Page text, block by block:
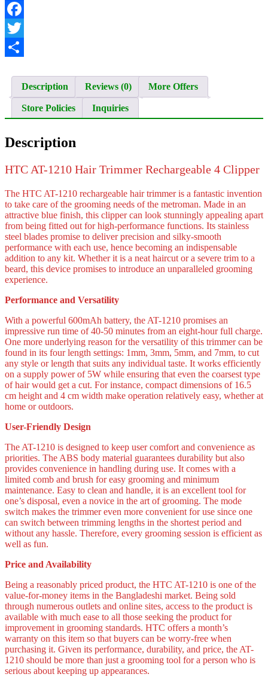
Facebook
Twitter
Description
Reviews (0) More Offers
Store Policies Inquiries
Description
HTC AT-1210 Hair Trimmer Rechargeable 4 Clipper
The HTC AT-1210 rechargeable hair trimmer is a fantastic invention
to take care of the grooming needs of the metroman. Made in an
attractive blue finish, this clipper can look stunningly appealing apart
from being fitted out for high-performance functions. Its stainless
steel blades promise to deliver precision and silky-smooth
performance with each use, hence becoming an indispensable
addition to any kit. Whether it is a neat haircut or a severe trim to a
beard, this device promises to introduce an unparalleled grooming
experience.
Performance and Versatility
With a powerful 600mAh battery, the AT-1210 promises an
impressive run time of 40-50 minutes from an eight-hour full charge.
One more underlying reason for the versatility of this trimmer can be
found in its four length settings: 1mm, 3mm, 5mm, and 7mm, to cut
any style or length that suits any individual taste. It works efficiently
on a supply power of 5W while ensuring that even the coarsest type
of hair would get a cut. For instance, compact dimensions of 16.5
cm height and 4 cm width make operation relatively easy, whether at
home or outdoors.
User-Friendly Design
The AT-1210 is designed to keep user comfort and convenience as
priorities. The ABS body material guarantees durability but also
provides convenience in handling during use. It comes with a
limited comb and brush for easy grooming and minimum
maintenance. Easy to clean and handle, it is an excellent tool for
one’s disposal, even a novice in the art of grooming. The mode
switch makes the trimmer even more convenient for use since one
can switch between trimming lengths in the shortest period and
without any hassle. Therefore, every grooming session is efficient as
well as fun.
Price and Availability
Being a reasonably priced product, the HTC AT-1210 is one of the
value-for-money items in the Bangladeshi market. Being sold
through numerous outlets and online sites, access to the product is
available with much ease to all those seeking the product for
improvement in grooming standards. HTC offers a month’s
warranty on this item so that buyers can be worry-free when
purchasing it. Given its performance, durability, and price, the AT-
1210 should be more than just a grooming tool for a person who is
serious about keeping up appearances.